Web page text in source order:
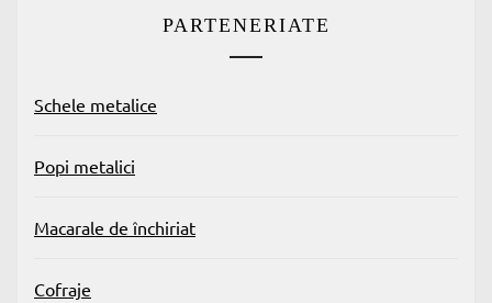
PARTENERIATE
Schele metalice
Popi metalici
Macarale de închiriat
Cofraje